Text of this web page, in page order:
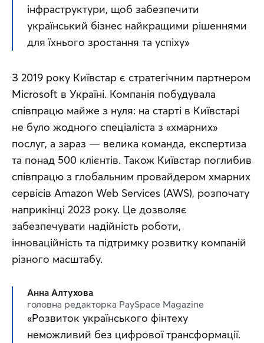
інфраструктури, щоб забезпечити
український бізнес найкращими рішеннями
для їхнього зростання та успіху»
З 2019 року Київстар є стратегічним партнером
Microsoft в Україні. Компанія побудувала
співпрацю майже з нуля: на старті в Київстарі
не було жодного спеціаліста з «хмарних»
послуг, а зараз — велика команда, експертиза
та понад 500 клієнтів. Також Київстар поглибив
співпрацю з глобальним провайдером хмарних
сервісів Amazon Web Services (AWS), розпочату
наприкінці 2023 року. Це дозволяє
забезпечувати надійність роботи,
інноваційність та підтримку розвитку компаній
різного масштабу.
Анна Алтухова
головна редакторка PaySpace Magazine
«Розвиток українського фінтеху
неможливий без цифрової трансформації.